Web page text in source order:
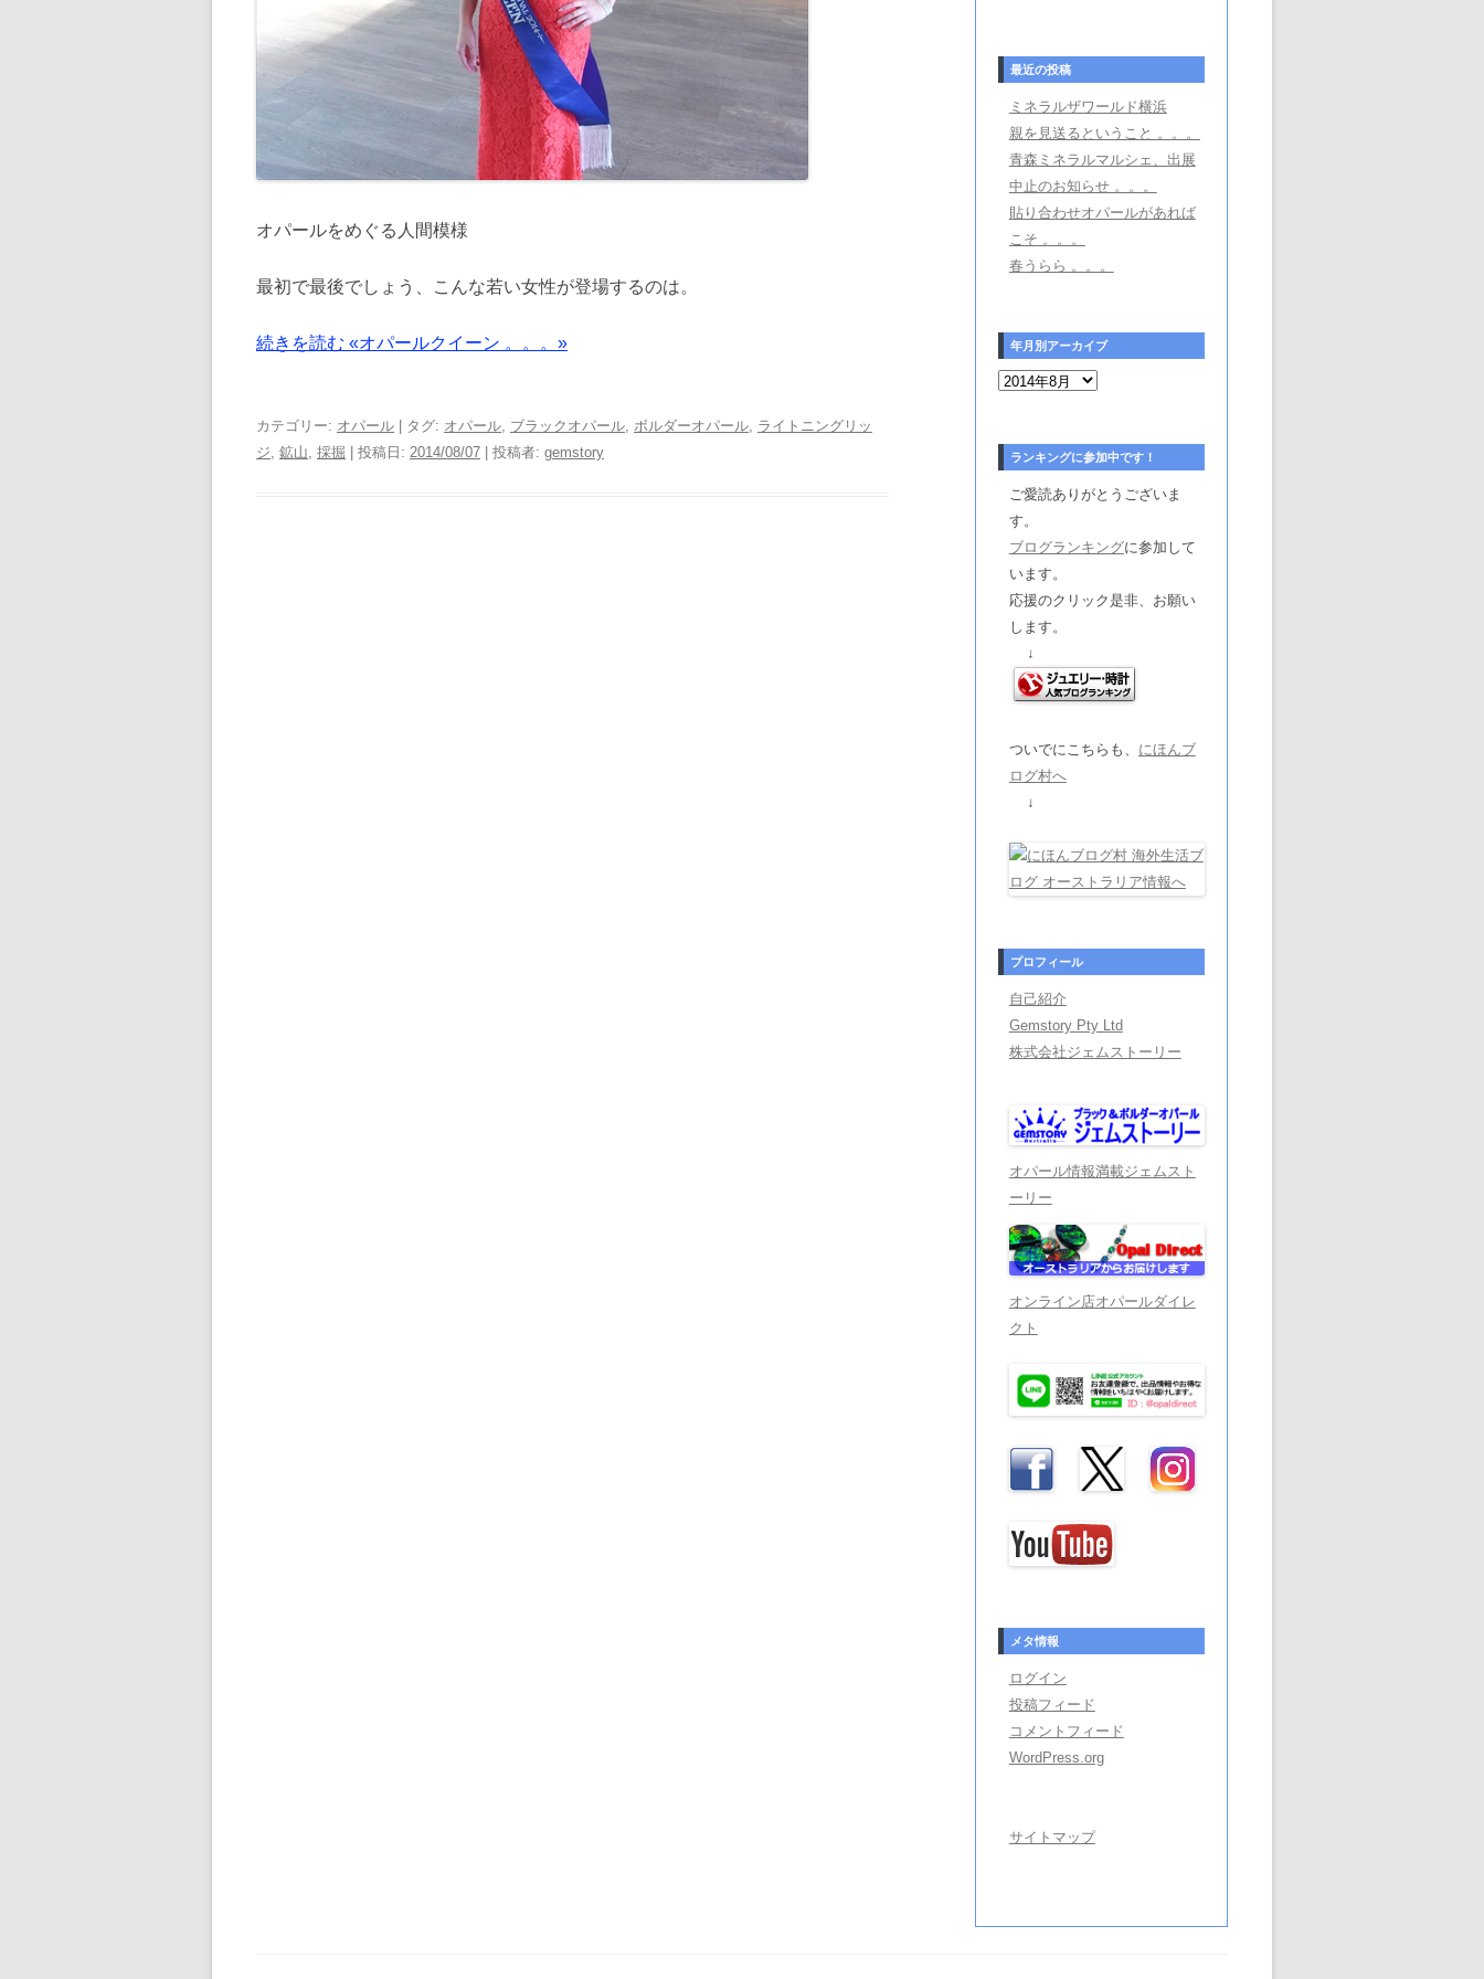
オパールをめぐる人間模様
最初で最後でしょう、こんな若い女性が登場するのは。
続きを読む «オパールクイーン 。。。»
カテゴリー: オパール | タグ: オパール, ブラックオパール, ボルダーオパール, ライトニングリッ
ジ, 鉱山, 採掘 | 投稿日: 2014/08/07 投稿者: gemstory
最近の投稿
ミネラルザワールド横浜
親を見送るということ 。。。
青森ミネラルマルシェ、出展
中止のお知らせ 。。。
貼り合わせオパールがあれば
こそ 。。。
春うらら 。。。
年月別アーカイブ
年
月
カ
イ
ランキングに参加中です！
ご愛読ありがとうございま
す。
ブログランキングに参加して
います。
応援のクリック是非、お願い
します。
↓
ついでにこちらも、 にほんブ
ログ村へ
↓
プロフィール
自己紹介
Gemstory Pty Ltd
株式会社ジェムストーリー
オパール情報満載ジェムスト
ーリー
オンライン店オパールダイレ
クト
メタ情報
ログイン
投稿フィード
コメントフィード
WordPress.org
サイトマップ